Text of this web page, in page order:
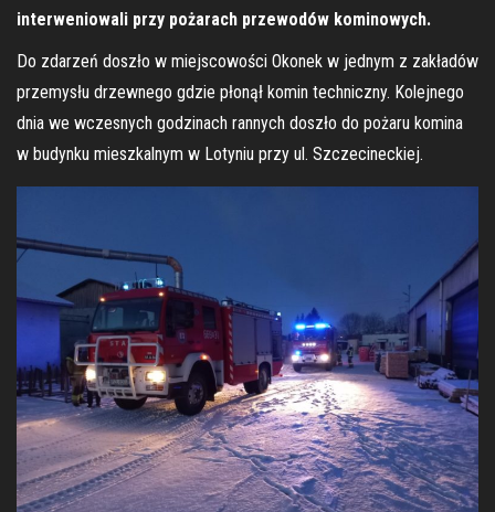
interweniowali przy pożarach przewodów kominowych.
Do zdarzeń doszło w miejscowości Okonek w jednym z zakładów
przemysłu drzewnego gdzie płonął komin techniczny. Kolejnego
dnia we wczesnych godzinach rannych doszło do pożaru komina
w budynku mieszkalnym w Lotyniu przy ul. Szczecineckiej.